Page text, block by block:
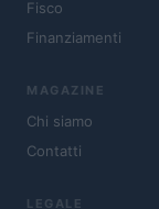
Fisco
Finanziamenti
MAGAZINE
Chi siamo
Contatti
LEGALE